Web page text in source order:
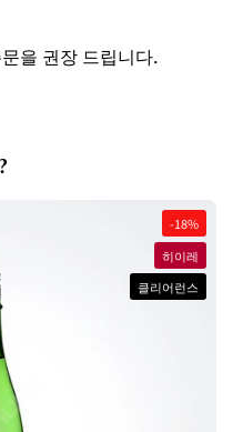
권장 드립니다.
-18%
히이레
클리어런스